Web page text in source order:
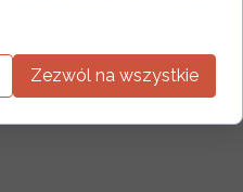
Zezwól na wszystkie